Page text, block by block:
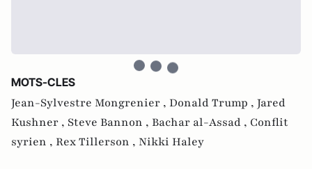
MOTS-CLES
Jean-Sylvestre Mongrenier , Donald Trump , Jared
Kushner , Steve Bannon , Bachar al-Assad , Conflit
syrien , Rex Tillerson , Nikki Haley